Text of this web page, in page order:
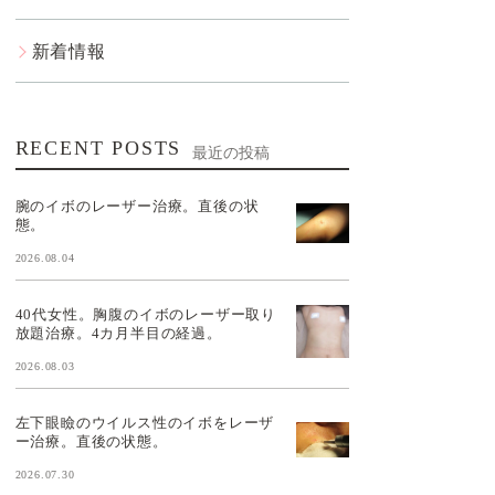
新着情報
RECENT POSTS 最近の投稿
腕のイボのレーザー治療。直後の状
態。
2026.08.04
40代女性。胸腹のイボのレーザー取り
放題治療。4カ月半目の経過。
2026.08.03
左下眼瞼のウイルス性のイボをレーザ
ー治療。直後の状態。
2026.07.30